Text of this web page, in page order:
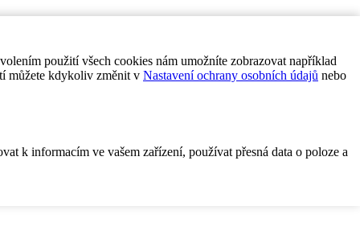
použití všech cookies nám umožníte zobrazovat například
můžete kdykoliv změnit v Nastavení ochrany osobních údajů nebo
k informacím ve vašem zařízení, používat přesná data o poloze a